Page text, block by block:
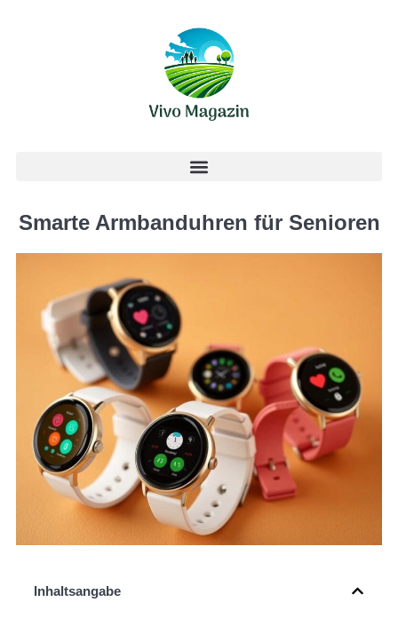
Smarte Armbanduhren für Senioren
Inhaltsangabe